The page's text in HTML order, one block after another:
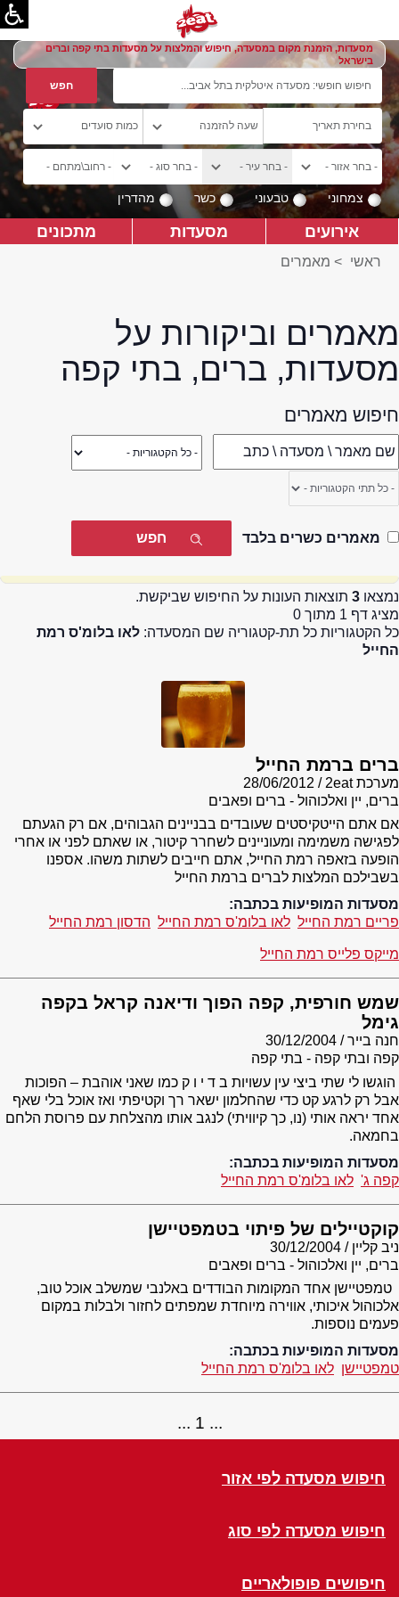
מסעדות, הזמנת מקום במסעדה, חיפוש והמלצות על מסעדות בתי קפה וברים
בישראל
צמחוני טבעוני כשר מהדרין
אירועים מסעדות מתכונים
ראשי > מאמרים
מאמרים וביקורות על
מסעדות, ברים, בתי קפה
חיפוש מאמרים
מאמרים כשרים בלבד
נמצאו 3 תוצאות העונות על החיפוש שביקשת.
מציג דף 1 מתוך 0
כל הקטגוריות כל תת-קטגוריה שם המסעדה: לאו בלומ'ס רמת
החייל
ברים ברמת החייל
מערכת 2eat
28/06/2012
ברים, יין ואלכוהול - ברים ופאבים
אם אתם הייטקיסטים שעובדים בבניינים הגבוהים, אם רק הגעתם
לפגישה משמימה ומעוניינים לשחרר קיטור, או שאתם לפני או אחרי
הופעה בזאפה רמת החייל, אתם חייבים לשתות משהו. אספנו
בשבילכם המלצות לברים ברמת החייל
מסעדות המופיעות בכתבה:
פריים רמת החייל לאו בלומ'ס רמת החייל הדסון רמת החייל
מייקס פלייס רמת החייל
שמש חורפית, קפה הפוך ודיאנה קראל בקפה
גימל
חנה בייר
30/12/2004
קפה ובתי קפה - בתי קפה
הוגשו לי שתי ביצי עין עשויות ב ד י ו ק כמו שאני אוהבת – הפוכות
אבל רק לרגע קט כדי שהחלמון ישאר רך וקטיפתי ואז אוכל בלי שאף
אחד יראה אותי (נו, כך קיוויתי) לנגב אותו מהצלחת עם פרוסת הלחם
בחמאה.
מסעדות המופיעות בכתבה:
קפה ג' לאו בלומ'ס רמת החייל
קוקטיילים של פיתוי בטמפטיישן
ניב קליין
30/12/2004
ברים, יין ואלכוהול - ברים ופאבים
טמפטיישן אחד המקומות הבודדים באלנבי שמשלב אוכל טוב,
אלכוהול איכותי, אווירה מיוחדת שמפתים לחזור ולבלות במקום
פעמים נוספות.
מסעדות המופיעות בכתבה:
טמפטיישן לאו בלומ'ס רמת החייל
1
חיפוש מסעדה לפי אזור
חיפוש מסעדה לפי סוג
חיפושים פופולאריים